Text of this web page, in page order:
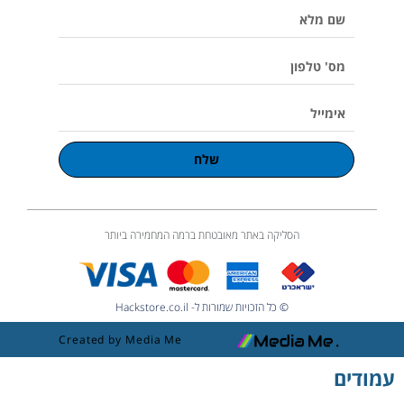
m
מלא
טלפון
שלח
הסליקה באתר מאובטחת ברמה המחמירה ביותר
© כל הזכויות שמורות ל- Hackstore.co.il
Created by Media Me
עמודים